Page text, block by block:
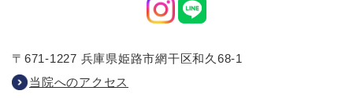
〒671-1227 兵庫県姫路市網干区和久68-1
当院へのアクセス